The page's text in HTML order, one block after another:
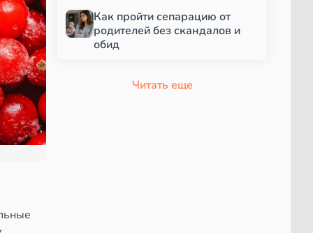
Как пройти сепарацию от
родителей без скандалов и
обид
Читать еще